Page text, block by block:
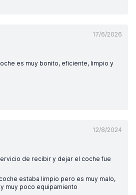
17/6/2026
es muy bonito, eficiente, limpio y
12/8/2024
de recibir y dejar el coche fue
estaba limpio pero es muy malo,
muy poco equipamiento